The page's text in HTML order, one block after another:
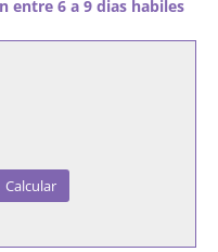
entre 6 a 9 dias habiles
Calcular